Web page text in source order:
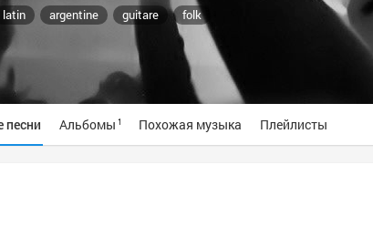
latin argentine guitare folk
песни Альбомы 1 Похожая музыка Плейлисты